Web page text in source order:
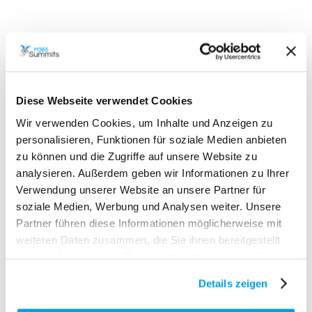
Diese Webseite verwendet Cookies
Wir verwenden Cookies, um Inhalte und Anzeigen zu
personalisieren, Funktionen für soziale Medien anbieten
zu können und die Zugriffe auf unsere Website zu
analysieren. Außerdem geben wir Informationen zu Ihrer
Verwendung unserer Website an unsere Partner für
soziale Medien, Werbung und Analysen weiter. Unsere
Partner führen diese Informationen möglicherweise mit
weiteren Daten zusammen, die Sie ihnen bereitgestellt
Details zeigen
Expertenvorträge, die nicht nur umfassende und
wertvolle Einblicke in die Microsoft 365 Plattform
bieten, sondern auch speziell darauf ausgerichtet
sind, sowohl Anfängern als auch erfahrenen Profis
praktische Kenntnisse und tiefgreifendes
Verständnis zu vermitteln.